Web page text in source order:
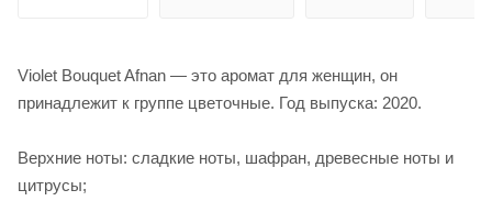
Violet Bouquet Afnan — это аромат для женщин, он
принадлежит к группе цветочные. Год выпуска: 2020.
Верхние ноты: сладкие ноты, шафран, древесные ноты и
цитрусы;